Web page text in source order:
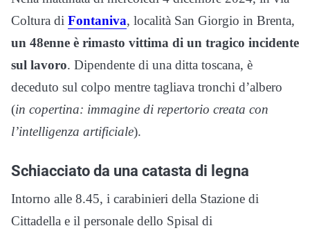
Coltura di Fontaniva, località San Giorgio in Brenta,
un 48enne è rimasto vittima di un tragico incidente
sul lavoro. Dipendente di una ditta toscana, è
deceduto sul colpo mentre tagliava tronchi d’albero
(in copertina: immagine di repertorio creata con
l’intelligenza artificiale).
Schiacciato da una catasta di legna
Intorno alle 8.45, i carabinieri della Stazione di
Cittadella e il personale dello Spisal di